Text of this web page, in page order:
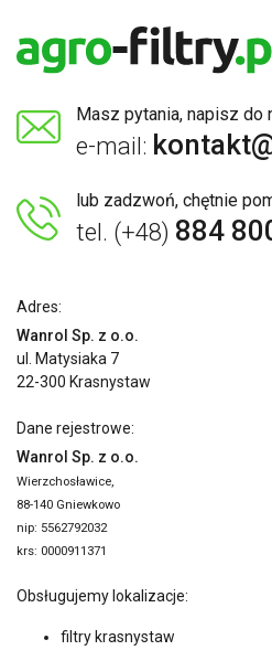
Masz pytania, napisz do
e-mail:
lub zadzwoń, chętnie
tel. (+48) 884
Adres:
Wanrol Sp. z o.o.
ul. Matysiaka 7
22-300 Krasnystaw
Dane rejestrowe:
Wanrol Sp. z o.o.
Wierzchosławice,
88-140 Gniewkowo
nip: 5562792032
krs: 0000911371
Obsługujemy lokalizacje:
filtry krasnystaw